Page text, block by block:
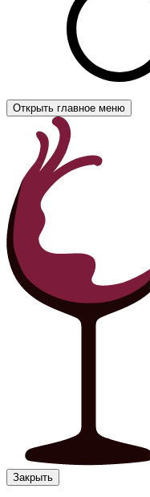
Открыть главное меню
Закрыть